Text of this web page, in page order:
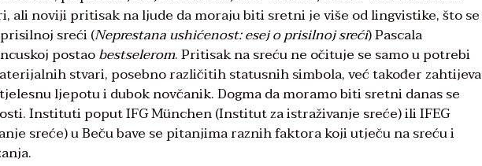
ali noviji pritisak na ljude da moraju biti sretni je više od lingvistike, što se
sreći (Neprestana ushićenost: esej o prisilnoj sreći) Pascala
postaobestselerom. Pritisak na sreću ne očituje se samo u potrebi
stvari, posebno različitih statusnih simbola, već također zahtijeva
ljepotu i dubok novčanik. Dogma da moramo biti sretni danas se
Instituti poput IFG München (Institut za istraživanje sreće) ili IFEG
sreće) u Beču bave se pitanjima raznih faktora koji utječu na sreću i